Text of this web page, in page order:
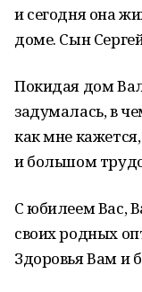
и сегодня она
доме. Сын
Покидая дом
задумалась, в
как мне
и большом
С юбилеем Вас,
своих родных
Здоровья Вам и